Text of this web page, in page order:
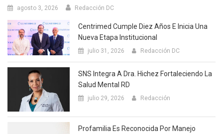
agosto 3, 2026 Redacción DC
Centrimed Cumple Diez Años E Inicia Una
Nueva Etapa Institucional
julio 31, 2026 Redacción DC
SNS Integra A Dra. Hichez Fortaleciendo La
Salud Mental RD
julio 29, 2026 Redacción
Profamilia Es Reconocida Por Manejo